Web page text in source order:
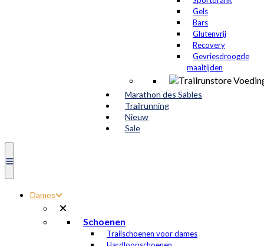
Gels
Bars
Glutenvrij
Recovery
Gevriesdroogde
maaltijden
Marathon des Sables
Trailrunning
Nieuw
Sale
Dames
Schoenen
Trailschoenen voor dames